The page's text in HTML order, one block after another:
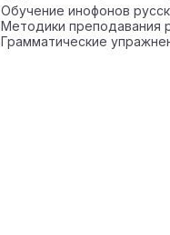
Обучение инофонов
Методики преподавания
Грамматические